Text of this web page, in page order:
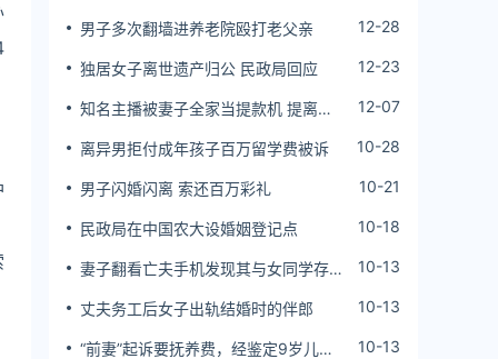
男子多次翻墙进养老院殴打老父亲 12-28
独居女子离世遗产归公 民政局回应 12-23
知名主播被妻子全家当提款机 提离婚
12-07
离异男拒付成年孩子百万留学费被诉 10-28
男子闪婚闪离 索还百万彩礼 10-21
民政局在中国农大设婚姻登记点 10-18
妻子翻看亡夫手机发现其与女同学存婚
10-13
丈夫务工后女子出轨结婚时的伴郎 10-13
“前妻”起诉要抚养费，经鉴定9岁儿子
10-13